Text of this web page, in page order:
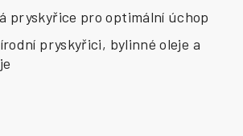
pryskyřice pro optimální úchop
pryskyřici, bylinné oleje a